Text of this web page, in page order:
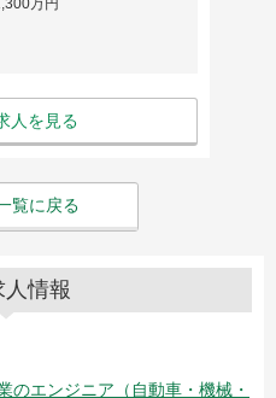
万円
人を見る
覧に戻る
情報
のエンジニア（自動車・機械・